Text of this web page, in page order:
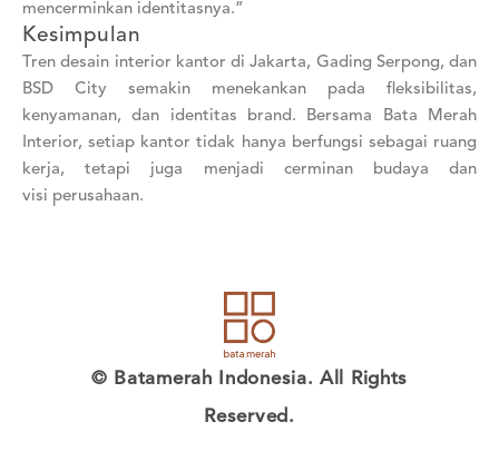
mencerminkan identitasnya.”
Kesimpulan
Tren desain interior kantor di Jakarta, Gading Serpong, dan
BSD City semakin menekankan pada fleksibilitas,
kenyamanan, dan identitas brand. Bersama Bata Merah
Interior, setiap kantor tidak hanya berfungsi sebagai ruang
kerja, tetapi juga menjadi cerminan budaya dan
visi perusahaan.
© Batamerah Indonesia. All Rights
Reserved.